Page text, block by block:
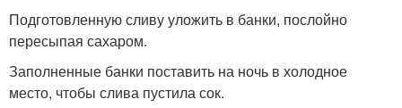
Подготовленную сливу уложить в банки, послойно
пересыпая сахаром.
Заполненные банки поставить на ночь в холодное
место, чтобы слива пустила сок.